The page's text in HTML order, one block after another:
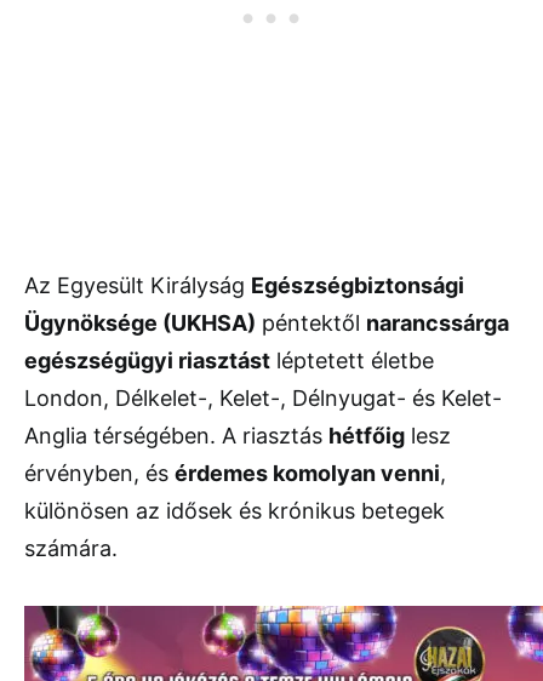
Az Egyesült Királyság Egészségbiztonsági
Ügynöksége (UKHSA) péntektől narancssárga
egészségügyi riasztást léptetett életbe
London, Délkelet-, Kelet-, Délnyugat- és Kelet-
Anglia térségében. A riasztás hétfőig lesz
érvényben, és érdemes komolyan venni,
különösen az idősek és krónikus betegek
számára.